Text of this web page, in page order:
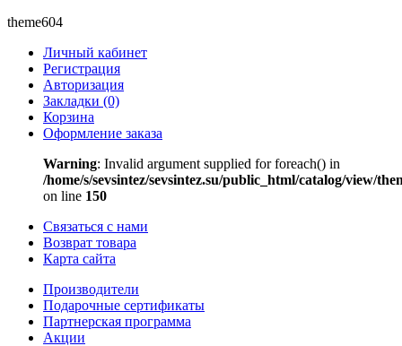
theme604
Личный кабинет
Регистрация
Авторизация
Закладки (0)
Корзина
Оформление заказа
Warning: Invalid argument supplied for foreach() in
/home/s/sevsintez/sevsintez.su/public_html/catalog/view/
on line 150
Связаться с нами
Возврат товара
Карта сайта
Производители
Подарочные сертификаты
Партнерская программа
Акции